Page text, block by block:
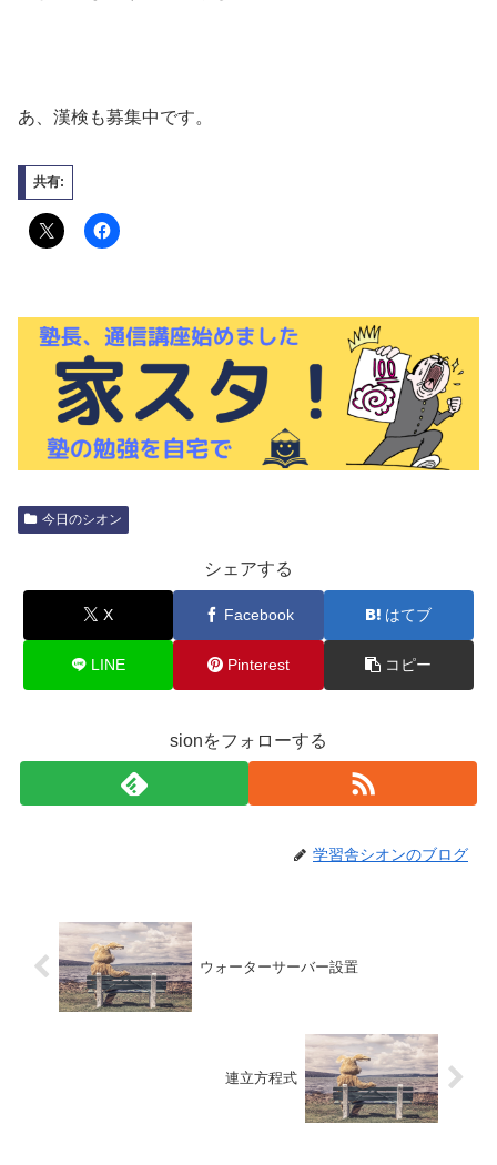
あ、漢検も募集中です。
共有:
今日のシオン
シェアする
X Facebook はてブ
LINE Pinterest コピー
sionをフォローする
学習舎シオンのブログ
ウォーターサーバー設置
連立方程式